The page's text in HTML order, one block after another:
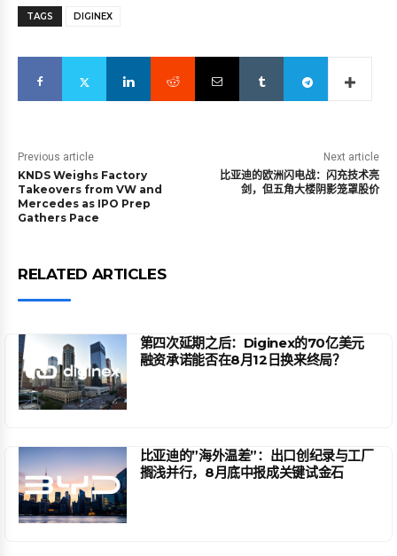
TAGS DIGINEX
Previous article
KNDS Weighs Factory
Takeovers from VW and
Mercedes as IPO Prep
Gathers Pace
Next article
比亚迪的欧洲闪电战：闪充技术亮
剑，但五角大楼阴影笼罩股价
RELATED ARTICLES
第四次延期之后：Diginex的70亿美元
融资承诺能否在8月12日换来终局？
比亚迪的”海外温差”：出口创纪录与工厂
搁浅并行，8月底中报成关键试金石